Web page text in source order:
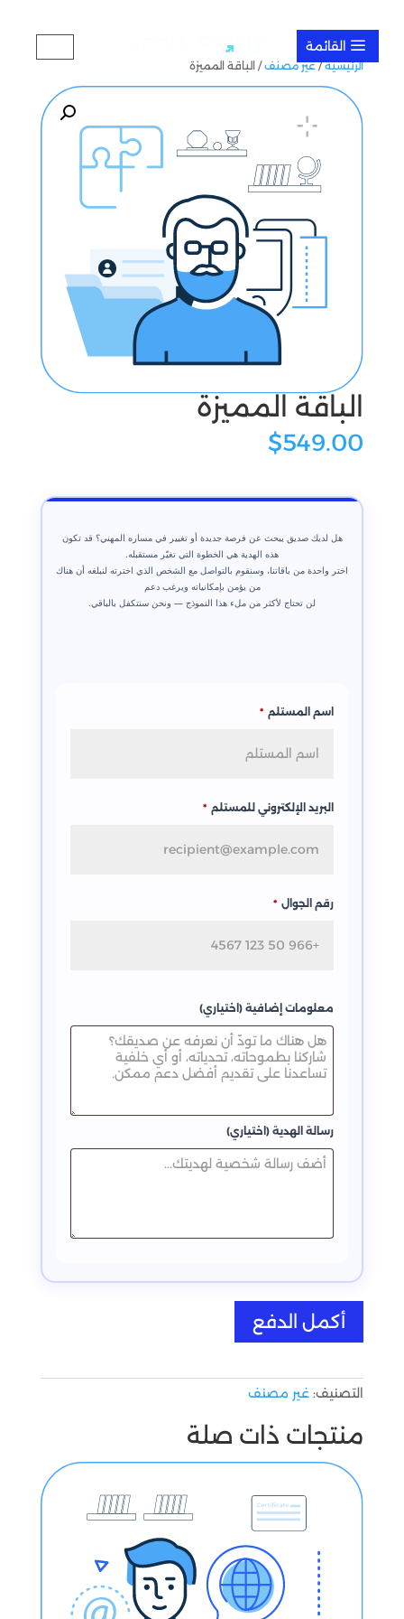
a
الرئيسية/غير مصنف/ الباقة المميزة
الباقة المميزة
$549.00
هل لديك صديق يبحث عن فرصة جديدة أو تغيير في مساره المهني؟ قد تكون
هذه الهدية هي الخطوة التي تغيّر مستقبله.
اختر واحدة من باقاتنا، وسنقوم بالتواصل مع الشخص الذي اخترته لنبلغه أن هناك
من يؤمن بإمكانياته ويرغب دعم
لن تحتاج لأكثر من ملء هذا النموذج — ونحن سنتكفل بالباقي.
اسم المستلم *
البريد الإلكتروني للمستلم *
رقم الجوال *
معلومات إضافية (اختياري)
رسالة الهدية (اختياري)
كمية
الباقة
المميزة
أكمل الدفع
التصنيف: غير مصنف
منتجات ذات صلة